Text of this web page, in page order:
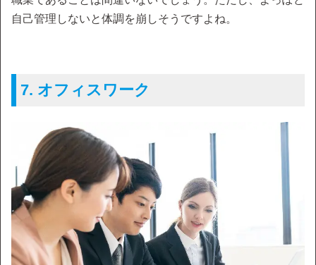
自己管理しないと体調を崩しそうですよね。
7. オフィスワーク